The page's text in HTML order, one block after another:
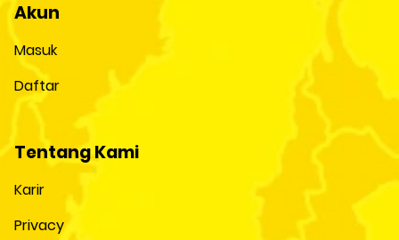
Akun
Masuk
Daftar
Tentang Kami
Karir
Privacy